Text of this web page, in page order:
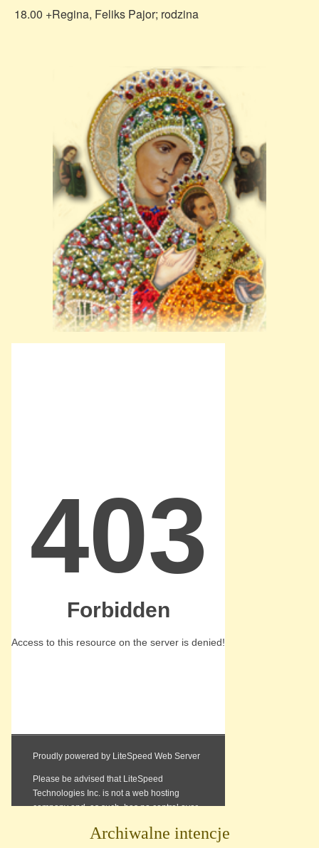
18.00 +Regina, Feliks Pajor; rodzina
Archiwalne intencje